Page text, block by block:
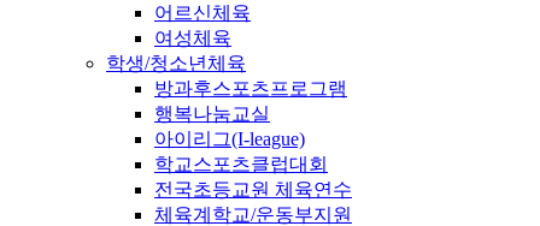
어르신체육
여성체육
학생/청소년체육
방과후스포츠프로그램
행복나눔교실
아이리그(I-league)
학교스포츠클럽대회
전국초등교원 체육연수
체육계학교/운동부지원